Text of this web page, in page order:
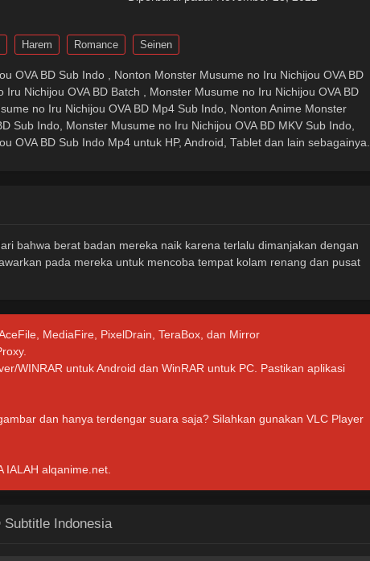
Harem Romance Seinen
OVA BD Sub Indo , Nonton Monster Musume no Iru Nichijou OVA BD
Nichijou OVA BD Batch , Monster Musume no Iru Nichijou OVA BD
no Iru Nichijou OVA BD Mp4 Sub Indo, Nonton Anime Monster
Sub Indo, Monster Musume no Iru Nichijou OVA BD MKV Sub Indo,
OVA BD Sub Indo Mp4 untuk HP, Android, Tablet dan lain sebagainya.
bahwa berat badan mereka naik karena terlalu dimanjakan dengan
pada mereka untuk mencoba tempat kolam renang dan pusat
MediaFire, PixelDrain, TeraBox, dan Mirror
WINRAR untuk Android dan WinRAR untuk PC. Pastikan aplikasi
dan hanya terdengar suara saja? Silahkan gunakan VLC Player
IALAH alqanime.net.
Subtitle Indonesia